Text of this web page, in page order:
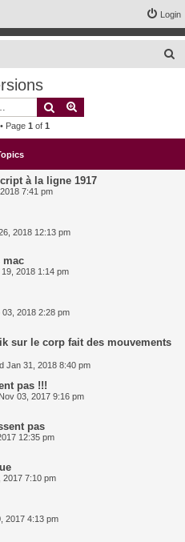
Login
Search
Page 1 of 1
à la ligne 1917
7:41 pm
2018 12:13 pm
mac
2018 1:14 pm
03, 2018 2:28 pm
sur le corp fait des mouvements
Jan 31, 2018 8:40 pm
pas !!!
03, 2017 9:16 pm
pas
12:35 pm
2017 7:10 pm
2017 4:13 pm